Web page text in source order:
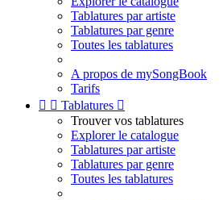
Tablatures par artiste
Tablatures par genre
Toutes les tablatures
A propos de mySongBook
Tarifs
  Tablatures 
Trouver vos tablatures
Explorer le catalogue
Tablatures par artiste
Tablatures par genre
Toutes les tablatures